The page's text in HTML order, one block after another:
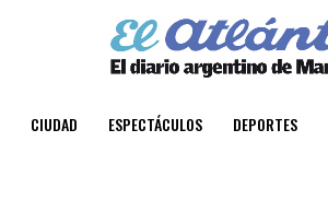
CIUDAD ESPECTÁCULOS DEPORTES